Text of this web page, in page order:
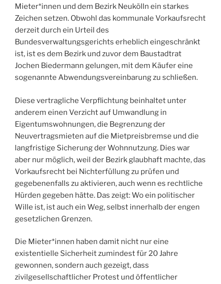
Mieter*innen und dem Bezirk Neukölln ein starkes
Zeichen setzen. Obwohl das kommunale Vorkaufsrecht
derzeit durch ein Urteil des
Bundesverwaltungsgerichts erheblich eingeschränkt
ist, ist es dem Bezirk und zuvor dem Baustadtrat
Jochen Biedermann gelungen, mit dem Käufer eine
sogenannte Abwendungsvereinbarung zu schließen.
Diese vertragliche Verpflichtung beinhaltet unter
anderem einen Verzicht auf Umwandlung in
Eigentumswohnungen, die Begrenzung der
Neuvertragsmieten auf die Mietpreisbremse und die
langfristige Sicherung der Wohnnutzung. Dies war
aber nur möglich, weil der Bezirk glaubhaft machte, das
Vorkaufsrecht bei Nichterfüllung zu prüfen und
gegebenenfalls zu aktivieren, auch wenn es rechtliche
Hürden gegeben hätte. Das zeigt: Wo ein politischer
Wille ist, ist auch ein Weg, selbst innerhalb der engen
gesetzlichen Grenzen.
Die Mieter*innen haben damit nicht nur eine
existentielle Sicherheit zumindest für 20 Jahre
gewonnen, sondern auch gezeigt, dass
zivilgesellschaftlicher Protest und öffentlicher